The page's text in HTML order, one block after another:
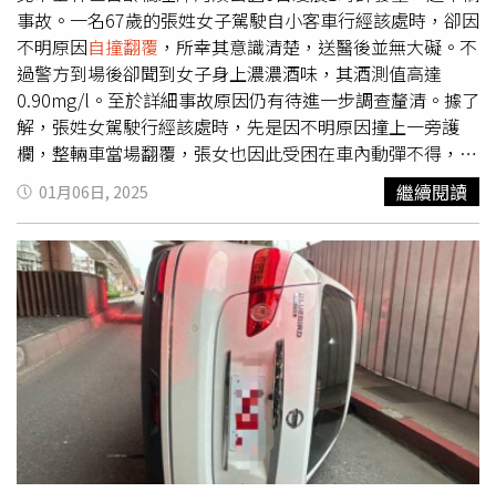
事故。一名67歲的張姓女子駕駛自小客車行經該處時，卻因
不明原因自撞翻覆 ，所幸其意識清楚，送醫後並無大礙。不
過警方到場後卻聞到女子身上濃濃酒味，其酒測值高達
0.90mg/l。至於詳細事故原因仍有待進一步調查釐清。據了
解，張姓女駕駛行經該處時，先是因不明原因撞上一旁護
欄，整輛車當場翻覆，張女也因此受困在車內動彈不得，警
消獲報到場後也立即協助駕駛脫困，所幸其識清楚，無明顯
外傷，送新光醫院救治。不過警方到場時，卻聞到女子身上
散發濃濃酒味，經酒測後果然發現其酒駕，酒測值更高達
0.90mg/l，後續也依違反公共危險罪嫌將其送辦。士林分局
呼籲酒後不開車，開車不喝酒，以維護自身及其他用路人行
車安全。
01月06日, 2025 繼續閱讀